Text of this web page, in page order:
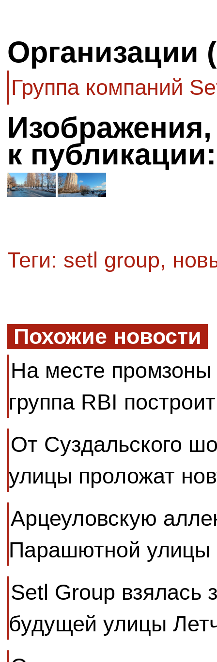
Организации
Группа компаний
к публикации:
Теги: setl group,
Похожие новости
На месте
группа RBI
От Суздальского
улицы проложат
Арцеуловскую
Парашютной улицы
Setl Group взялась
будущей улицы